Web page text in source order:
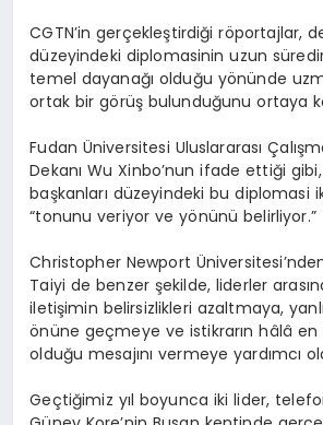
CGTN’in gerçekleştirdiği röportajlar,
düzeyindeki diplomasinin uzun
temel dayanağı olduğu yönünde
ortak bir görüş bulunduğunu ortaya
Fudan Üniversitesi Uluslararası
Dekanı Wu Xinbo’nun ifade ettiği
başkanları düzeyindeki bu diplomasi
“tonunu veriyor ve yönünü belirliyor.”
Christopher Newport
Taiyi de benzer şekilde, liderler
iletişimin belirsizlikleri azaltmaya,
önüne geçmeye ve istikrarın hâlâ
olduğu mesajını vermeye yardımcı
Geçtiğimiz yıl boyunca iki lider,